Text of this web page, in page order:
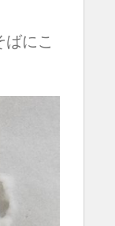
にこ